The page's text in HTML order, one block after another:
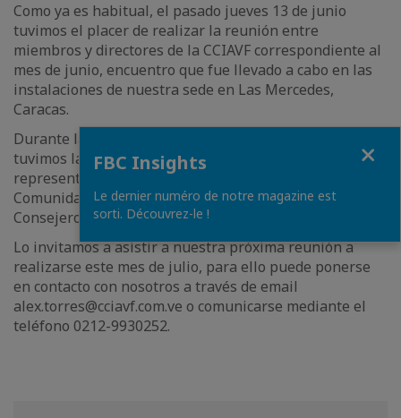
Como ya es habitual, el pasado jueves 13 de junio
tuvimos el placer de realizar la reunión entre
miembros y directores de la CCIAVF correspondiente al
mes de junio, encuentro que fue llevado a cabo en las
instalaciones de nuestra sede en Las Mercedes,
Caracas.
Durante la realización de este ameno encuentro,
tuvimos la oportunidad de contar con la presencia de
representantes del Dividendo Voluntario para la
Comunidad, además de la grata presencia del
Consejero de la Embajada de Japón.
Lo invitamos a asistir a nuestra próxima reunión a
realizarse este mes de julio, para ello puede ponerse
en contacto con nosotros a través de email
alex.torres@cciavf.com.ve o comunicarse mediante el
teléfono 0212-9930252.
FBC Insights
Le dernier numéro de notre magazine est
sorti. Découvrez-le !